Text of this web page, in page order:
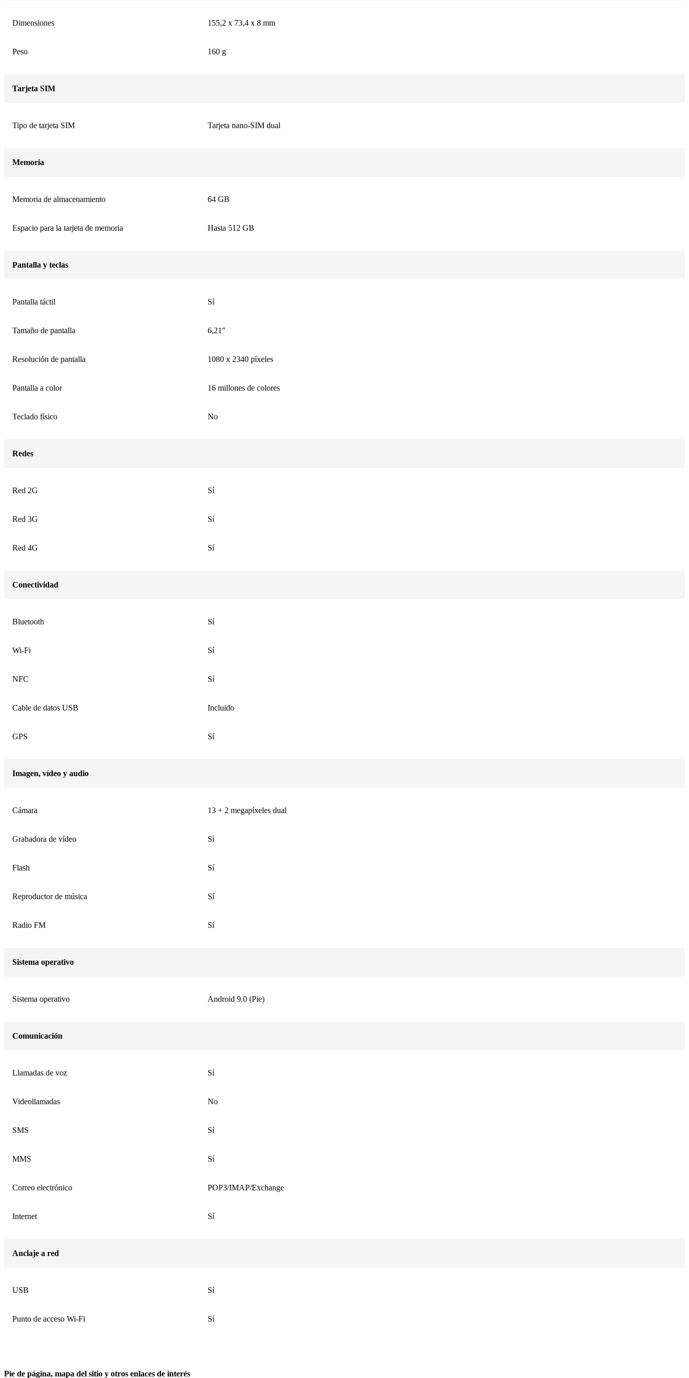
Dimensiones 155,2 x 73,4 x 8 mm
Peso 160 g
Tarjeta SIM
Tipo de tarjeta SIM Tarjeta nano-SIM dual
Memoria
Memoria de almacenamiento 64 GB
Espacio para la tarjeta de memoria Hasta 512 GB
Pantalla y teclas
Pantalla táctil Sí
Tamaño de pantalla 6,21"
Resolución de pantalla 1080 x 2340 píxeles
Pantalla a color 16 millones de colores
Teclado físico No
Redes
Red 2G Sí
Red 3G Sí
Red 4G Sí
Conectividad
Bluetooth Sí
Wi-Fi Sí
NFC Sí
Cable de datos USB Incluido
GPS Sí
Imagen, vídeo y audio
Cámara 13 + 2 megapíxeles dual
Grabadora de vídeo Sí
Flash Sí
Reproductor de música Sí
Radio FM Sí
Sistema operativo
Sistema operativo Android 9.0 (Pie)
Comunicación
Llamadas de voz Sí
Videollamadas No
SMS Sí
MMS Sí
Correo electrónico POP3/IMAP/Exchange
Internet Sí
Anclaje a red
USB Sí
Punto de acceso Wi-Fi Sí
Pie de página, mapa del sitio y otros enlaces de interés